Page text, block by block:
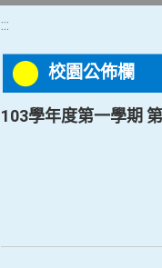
:::
校園公佈欄
103學年度第一學期